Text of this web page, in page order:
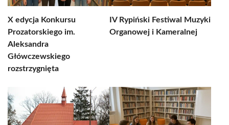
X edycja Konkursu
Prozatorskiego im.
Aleksandra
Główczewskiego
rozstrzygnięta
IV Rypiński Festiwal Muzyki
Organowej i Kameralnej